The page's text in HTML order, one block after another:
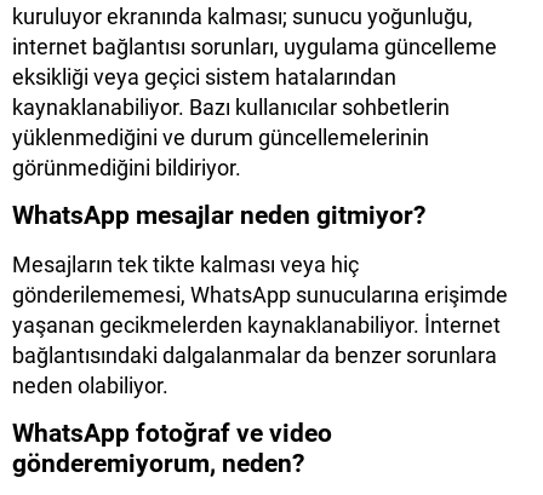
kuruluyor ekranında kalması; sunucu yoğunluğu,
internet bağlantısı sorunları, uygulama güncelleme
eksikliği veya geçici sistem hatalarından
kaynaklanabiliyor. Bazı kullanıcılar sohbetlerin
yüklenmediğini ve durum güncellemelerinin
görünmediğini bildiriyor.
WhatsApp mesajlar neden gitmiyor?
Mesajların tek tikte kalması veya hiç
gönderilememesi, WhatsApp sunucularına erişimde
yaşanan gecikmelerden kaynaklanabiliyor. İnternet
bağlantısındaki dalgalanmalar da benzer sorunlara
neden olabiliyor.
WhatsApp fotoğraf ve video
gönderemiyorum, neden?